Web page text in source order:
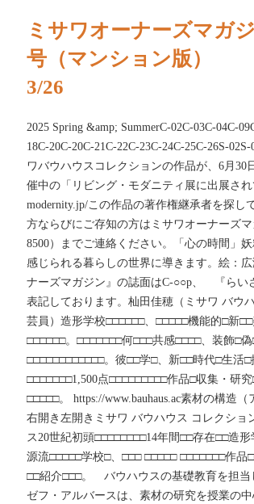
ミサワオーナーズマガ
号（マンション版）
3/26
2025 Spring &amp; SummerC-02C-03C-04C-
18C-20C-20C-21C-22C-23C-24C-25C-26S-
ワバウハウスコレクションの作品が、6月30
催中の「リビング・モダニティ展に出展さ
modernity.jp/この作品の著作権継承者を探し
方ならびにご存知の方はミサワオーナーズ
8500）までご連絡ください。「心の時間」
感じられる暮らしの世界に導きます。絵：
ナーズマガジン』の誌面はC-○○p、 『らい
表記しております。杣田佳穂（ミサワ バウ
芸員）造形学校□□□□□□、□□□□□機能的□新
□□□□□□。□□□□□□□何□□□共感□□□□、装飾□
□□□□□□□□□□□□。彼□□学□、新□□時代□生活□
□□□□□□□1,500点□□□□□□□□□作品□収集・研
□□□□□。 https://www.bauhaus.ac素材の構造（
右開き左開きミサワ バウハウス コレクショ
ス20世紀初頭□□□□□□□□14年間□□存在□□造
源流□□□□□学校□、□□□ □□□□□ □□□□□□□作
□□紹介□□□。 バウハウスの基礎教育を担当
ゼフ・アルバースは、素材の研究を授業の